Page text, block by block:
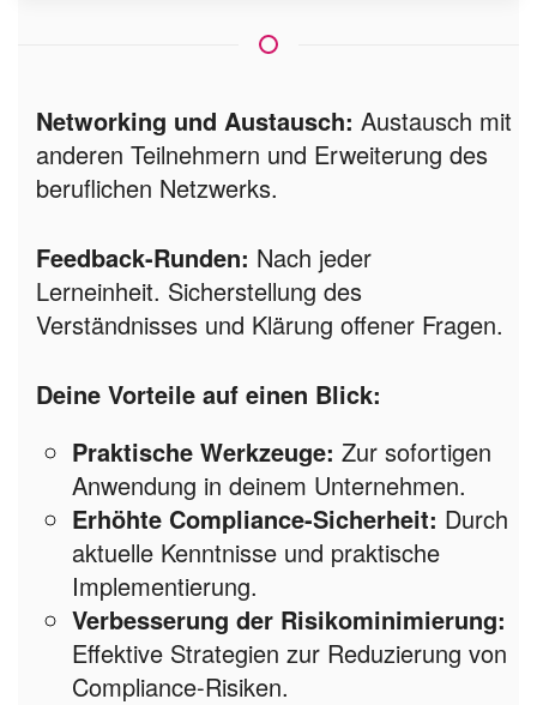
Networking und Austausch: Austausch mit
anderen Teilnehmern und Erweiterung des
beruflichen Netzwerks.
Feedback-Runden: Nach jeder
Lerneinheit. Sicherstellung des
Verständnisses und Klärung offener Fragen.
Deine Vorteile auf einen Blick:
Praktische Werkzeuge: Zur sofortigen
Anwendung in deinem Unternehmen.
Erhöhte Compliance-Sicherheit: Durch
aktuelle Kenntnisse und praktische
Implementierung.
Verbesserung der Risikominimierung:
Effektive Strategien zur Reduzierung von
Compliance-Risiken.